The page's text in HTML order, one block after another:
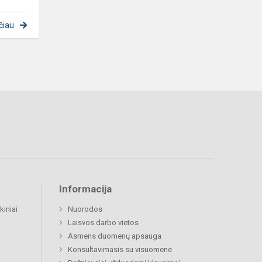
Informacija
Nuorodos
Laisvos darbo vietos
Asmens duomenų apsauga
Konsultavimasis su visuomene